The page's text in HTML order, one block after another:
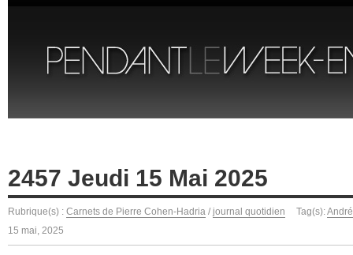
2457 Jeudi 15 Mai 2025
Rubrique(s) : Carnets de Pierre Cohen-Hadria / journal quotidien Tag(s):
15 mai, 2025